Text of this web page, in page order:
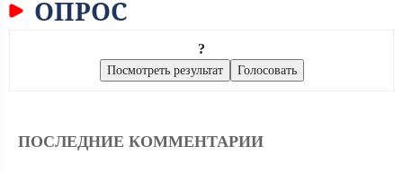
ОПРОС
?
ПОСЛЕДНИЕ КОММЕНТАРИИ